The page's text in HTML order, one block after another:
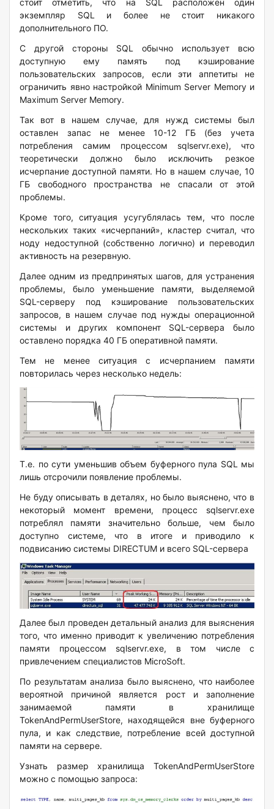
стоит отметить, что на SQL расположен один
экземпляр SQL и более не стоит никакого
дополнительного ПО.
С другой стороны SQL обычно использует всю
доступную ему память под кэширование
пользовательских запросов, если эти аппетиты не
ограничить явно настройкой Minimum Server Memory и
Maximum Server Memory.
Так вот в нашем случае, для нужд системы был
оставлен запас не менее 10-12 ГБ (без учета
потребления самим процессом sqlservr.exe), что
теоретически должно было исключить резкое
исчерпание доступной памяти. Но в нашем случае, 10
ГБ свободного пространства не спасали от этой
проблемы.
Кроме того, ситуация усугублялась тем, что после
нескольких таких «исчерпаний», кластер считал, что
ноду недоступной (собственно логично) и переводил
активность на резервную.
Далее одним из предпринятых шагов, для устранения
проблемы, было уменьшение памяти, выделяемой
SQL-серверу под кэширование пользовательских
запросов, в нашем случае под нужды операционной
системы и других компонент SQL-сервера было
оставлено порядка 40 ГБ оперативной памяти.
Тем не менее ситуация с исчерпанием памяти
повторилась через несколько недель:
Т.е. по сути уменьшив объем буферного пула SQL мы
лишь отсрочили появление проблемы.
Не буду описывать в деталях, но было выяснено, что в
некоторый момент времени, процесс sqlservr.exe
потреблял памяти значительно больше, чем было
доступно системе, что в итоге и приводило к
подвисанию системы DIRECTUM и всего SQL-сервера
Далее был проведен детальный анализ для выяснения
того, что именно приводит к увеличению потребления
памяти процессом sqlservr.exe, в том числе с
привлечением специалистов MicroSoft.
По результатам анализа было выяснено, что наиболее
вероятной причиной является рост и заполнение
занимаемой памяти в хранилище
TokenAndPermUserStore, находящейся вне буферного
пула, и как следствие, потребление всей доступной
памяти на сервере.
Узнать размер хранилища TokenAndPermUserStore
можно с помощью запроса: